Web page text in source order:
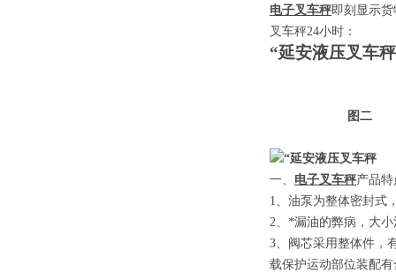
电子叉车秤即刻显示
叉车秤24小时：
“延安液压叉车
图二
一、 电子叉车秤产品特
1、 油泵为整体密封式
2、 *漏油的弊病，大
3、 阀芯采用整体件，
载保护运动部位装配